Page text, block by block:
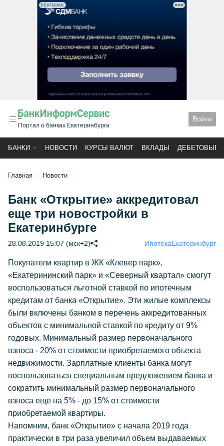
РЕКЛАМА
Портал о банках Екатеринбурга
Войти
БАНКИ НОВОСТИ КУРСЫ ВАЛЮТ ВКЛАДЫ ДЕБЕТОВЫЕ
Главная Новости
Банк «Открытие» аккредитовал
еще три новостройки в
Екатеринбурге
28.08.2019 15:07 (мск+2) ИпотекаЕкатеринбург
Покупатели квартир в ЖК «Клевер парк»,
«Екатерининский парк» и «Северный квартал» смогут
воспользоваться льготной ставкой по ипотечным
кредитам от банка «Открытие». Эти жилые комплексы
были включены банком в перечень аккредитованных
объектов с минимальной ставкой по кредиту от 9%
годовых. Минимальный размер первоначального
взноса - 20% от стоимости приобретаемого объекта
недвижимости. Зарплатные клиенты банка могут
воспользоваться специальным предложением банка и
сократить минимальный размер первоначального
взноса еще на 5% - до 15% от стоимости
приобретаемой квартиры.
Напомним, банк «Открытие» с начала 2019 года
практически в три раза увеличил объем выдаваемых